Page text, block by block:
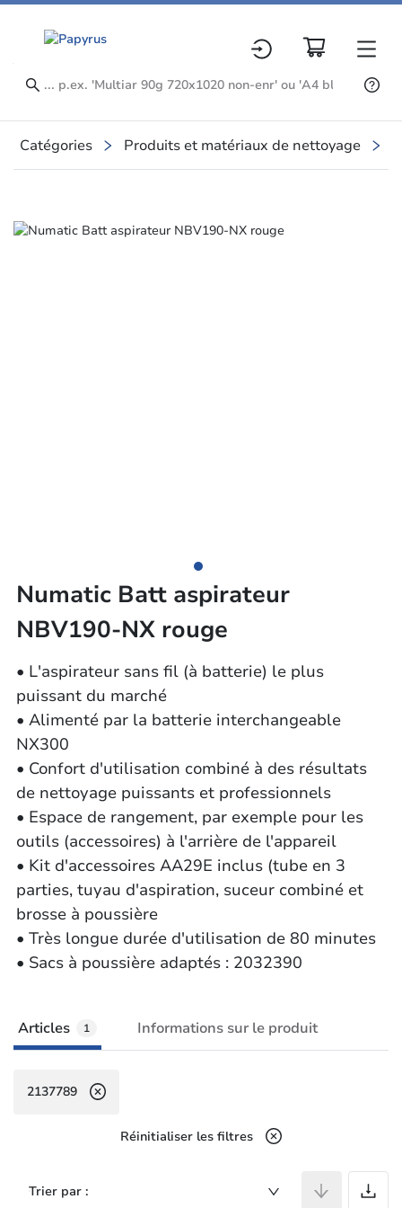
Catégories Produits et matériaux de nettoyage
Slide 1 of 1
Numatic Batt aspirateur
NBV190-NX rouge
• L'aspirateur sans fil (à batterie) le plus
puissant du marché
• Alimenté par la batterie interchangeable
NX300
• Confort d'utilisation combiné à des résultats
de nettoyage puissants et professionnels
• Espace de rangement, par exemple pour les
outils (accessoires) à l'arrière de l'appareil
• Kit d'accessoires AA29E inclus (tube en 3
parties, tuyau d'aspiration, suceur combiné et
brosse à poussière
• Très longue durée d'utilisation de 80 minutes
• Sacs à poussière adaptés : 2032390
Articles 1 Informations sur le produit
2137789
Réinitialiser les filtres
Trier par :